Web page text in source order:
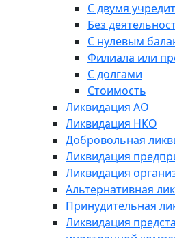
С двумя
Без
С нулевым
Филиала или
С долгами
Стоимость
Ликвидация АО
Ликвидация НКО
Добровольная
Ликвидация
Ликвидация
Альтернативная
Принудительная
Ликвидация